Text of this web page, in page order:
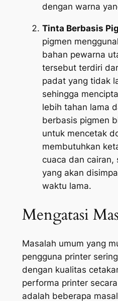
dengan warna
Tinta Berbasis
pigmen
bahan pewarna
tersebut terdiri
padat yang tidak
sehingga
lebih tahan lama
berbasis pigmen
untuk mencetak
membutuhkan
cuaca dan cairan,
yang akan
waktu lama.
Mengatasi
Masalah umum yang
pengguna printer
dengan kualitas
performa printer
adalah beberapa